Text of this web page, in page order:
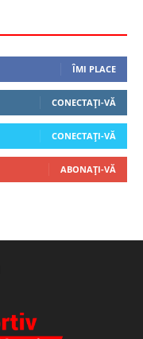
ÎMI PLACE
CONECTAȚI-VĂ
CONECTAȚI-VĂ
ABONAȚI-VĂ